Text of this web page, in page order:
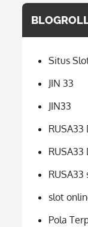
Situs
JIN 33
JIN33
RUSA33
slot
Pola